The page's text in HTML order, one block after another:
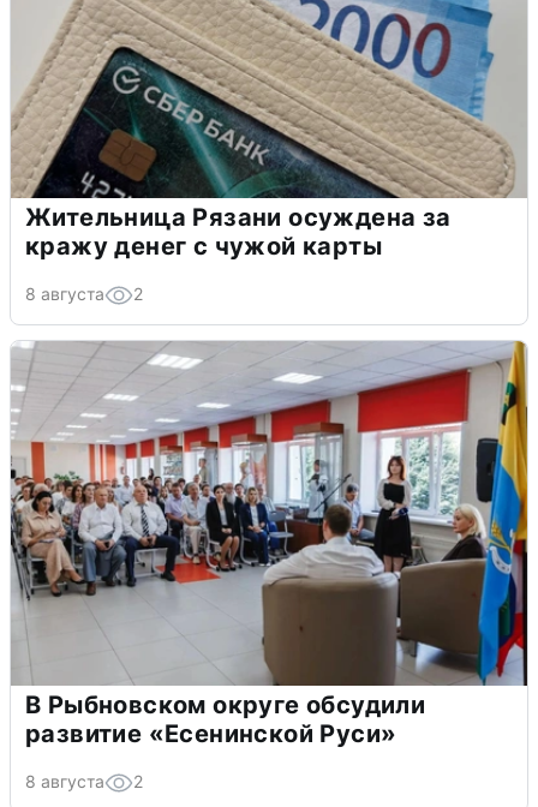
Жительница Рязани осуждена за
кражу денег с чужой карты
8 августа 2
В Рыбновском округе обсудили
развитие «Есенинской Руси»
8 августа 2